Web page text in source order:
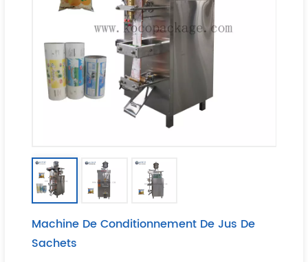
Machine De Conditionnement De Jus De
Sachets